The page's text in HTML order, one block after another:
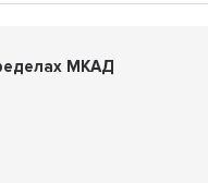
МКАД